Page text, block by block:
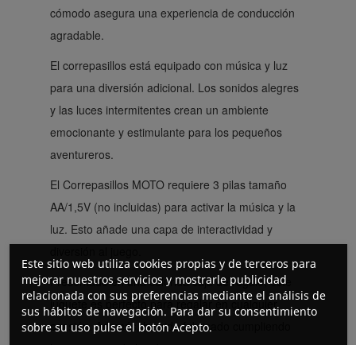
cómodo asegura una experiencia de conducción
agradable.
El correpasillos está equipado con música y luz
para una diversión adicional. Los sonidos alegres
y las luces intermitentes crean un ambiente
emocionante y estimulante para los pequeños
aventureros.
El Correpasillos MOTO requiere 3 pilas tamaño
AA/1,5V (no incluidas) para activar la música y la
luz. Esto añade una capa de interactividad y
Presentado en una colorida caja de regalo, este
juguete es perfecto para regalar en cualquier
ocasión. Además, ha sido fabricado cumpliendo
Este sitio web utiliza cookies propias y de terceros para
mejorar nuestros servicios y mostrarle publicidad
relacionada con sus preferencias mediante el análisis de
sus hábitos de navegación. Para dar su consentimiento
sobre su uso pulse el botón Acepto.